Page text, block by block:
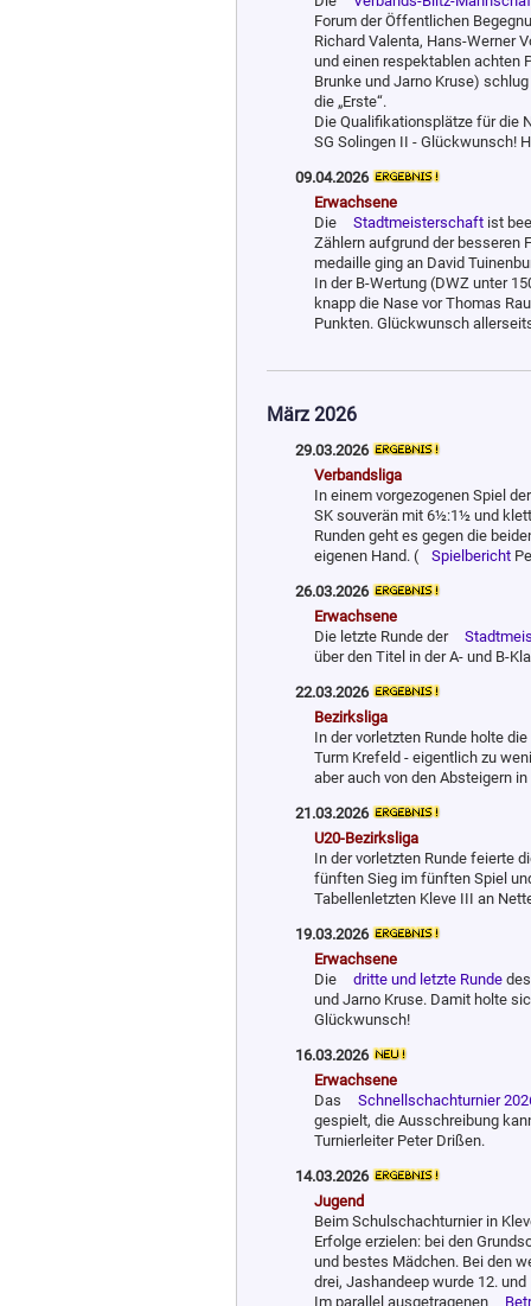
Forum der Öffentlichen
Richard Valenta, Hans-Werner
und einen respektablen achten
Brunke und Jarno Kruse)
die „Erste“.
Die Qualifikationsplätze für die
SG Solingen II - Glückwunsch!
09.04.2026
Erwachsene
Die
Stadtmeisterschaft ist
Zählern aufgrund der besseren
medaille ging an David
In der B-Wertung (DWZ unter
knapp die Nase vor Thomas
Punkten. Glückwunsch
März 2026
29.03.2026
Verbandsliga
In einem vorgezogenen Spiel
SK souverän mit 6½:1½ und
Runden geht es gegen die
eigenen Hand. (
Spielbericht
26.03.2026
Erwachsene
Die letzte Runde der
über den Titel in der A- und B-
22.03.2026
Bezirksliga
In der vorletzten Runde holte die
Turm Krefeld - eigentlich zu
aber auch von den Absteigern
21.03.2026
U20-Bezirksliga
In der vorletzten Runde feierte
fünften Sieg im fünften Spiel
Tabellenletzten Kleve III an
19.03.2026
Erwachsene
Die
dritte und letzte Runde
und Jarno Kruse. Damit holte
Glückwunsch!
16.03.2026
Erwachsene
Das
Schnellschachturnier
gespielt, die Ausschreibung
Turnierleiter Peter Drißen.
14.03.2026
Jugend
Beim Schulschachturnier in
Erfolge erzielen: bei den
und bestes Mädchen. Bei den
drei, Jashandeep wurde 12.
Im parallel ausgetragenen